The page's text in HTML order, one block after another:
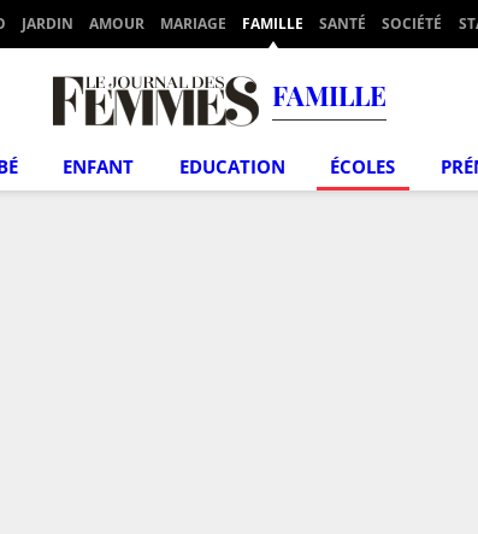
JARDIN AMOUR MARIAGE FAMILLE SANTÉ SOCIÉTÉ
FAMILLE
ENFANT EDUCATION ÉCOLES